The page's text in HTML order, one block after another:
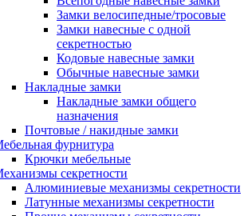
Замки велосипедные/тросовые
Замки навесные с одной
секретностью
Кодовые навесные замки
Обычные навесные замки
Накладные замки
Накладные замки общего
назначения
Почтовые / накидные замки
фурнитура
Крючки мебельные
секретности
Алюминиевые механизмы секретности
Латунные механизмы секретности